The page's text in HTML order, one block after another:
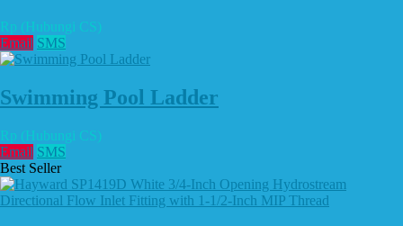
Rp (Hubungi CS)
Email SMS
Swimming Pool Ladder
Rp (Hubungi CS)
Email SMS
Best Seller